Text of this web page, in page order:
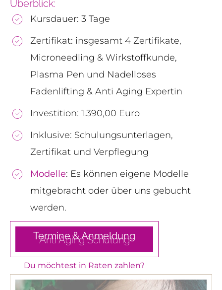
Überblick:
Kursdauer: 3 Tage
Zertifikat: insgesamt 4 Zertifikate,
Microneedling & Wirkstoffkunde,
Plasma Pen und Nadelloses
Fadenlifting & Anti Aging Expertin
Investition: 1.390,00 Euro
Inklusive: Schulungsunterlagen,
Zertifikat und Verpflegung
Modelle: Es können eigene Modelle
mitgebracht oder über uns gebucht
werden.
Termine & Anmeldung
Anti AgingSchulung
Du möchtest in Raten zahlen?